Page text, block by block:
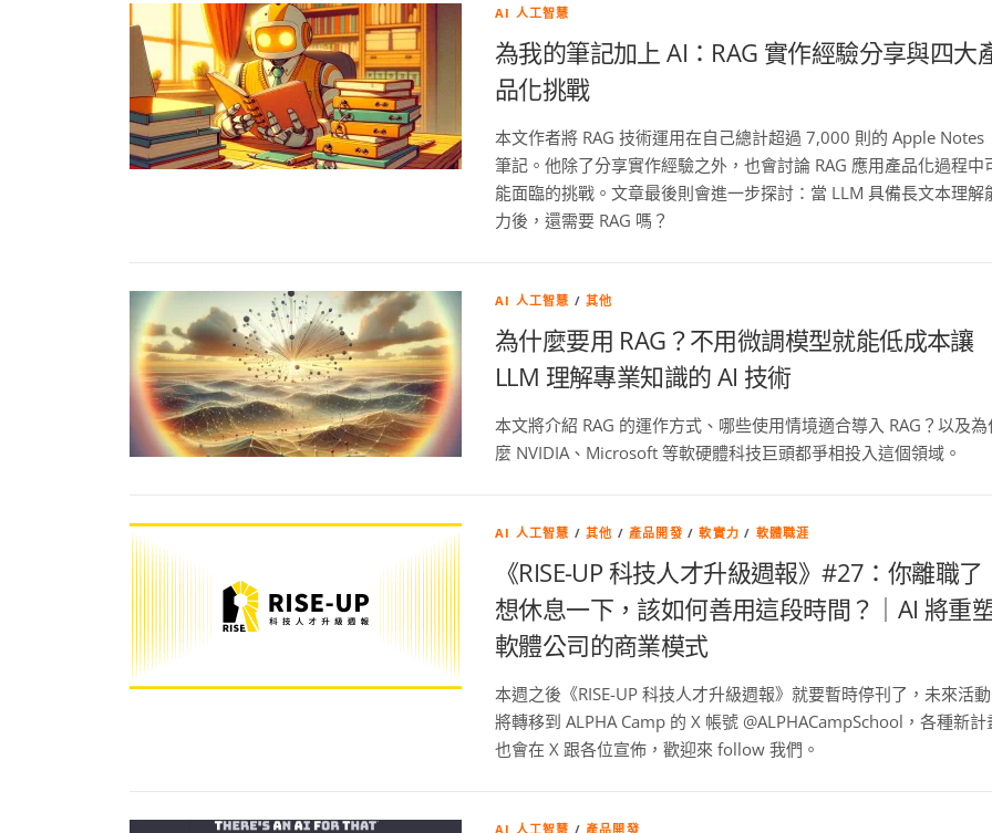
AI 人工智慧
為我的筆記加上 AI：RAG 實作經驗分享與四大
品化挑戰
本文作者將 RAG 技術運用在自己總計超過 7,000 則的 Apple Notes
筆記。他除了分享實作經驗之外，也會討論 RAG 應用產品化過程中
能面臨的挑戰。文章最後則會進一步探討：當 LLM 具備長文本理解
力後，還需要 RAG 嗎？
AI 人工智慧 /其他
為什麼要用 RAG？不用微調模型就能低成本讓
LLM 理解專業知識的 AI 技術
本文將介紹 RAG 的運作方式、哪些使用情境適合導入 RAG？以及為
麼 NVIDIA、Microsoft 等軟硬體科技巨頭都爭相投入這個領域。
AI 人工智慧 /其他 /產品開發 /軟實力 / 軟體職涯
《RISE-UP 科技人才升級週報》#27：你離職了
想休息一下，該如何善用這段時間？｜AI 將重
軟體公司的商業模式
本週之後《RISE-UP 科技人才升級週報》就要暫時停刊了，未來活動
將轉移到 ALPHA Camp 的 X 帳號 @ALPHACampSchool，各種新計
也會在 X 跟各位宣佈，歡迎來 follow 我們。
AI 人工智慧 / 產品開發